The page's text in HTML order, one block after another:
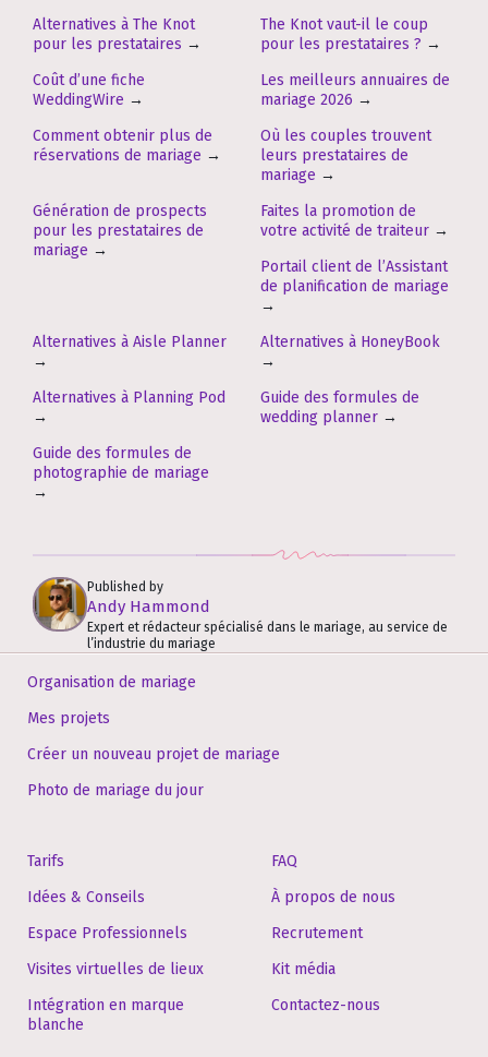
Alternatives à The Knot
pour les prestataires →
The Knot vaut-il le coup
pour les prestataires ? →
Coût d’une fiche
WeddingWire →
Les meilleurs annuaires de
mariage 2026 →
Comment obtenir plus de
réservations de mariage →
Où les couples trouvent
leurs prestataires de
mariage →
Génération de prospects
pour les prestataires de
mariage →
Faites la promotion de
votre activité de traiteur →
Portail client de l’Assistant
de planification de mariage
→
Alternatives à Aisle Planner
→
Alternatives à HoneyBook
→
Alternatives à Planning Pod
→
Guide des formules de
wedding planner →
Guide des formules de
photographie de mariage
→
Published by
Andy Hammond
Expert et rédacteur spécialisé dans le mariage, au service de
l’industrie du mariage
Organisation de mariage
Mes projets
Créer un nouveau projet de mariage
Photo de mariage du jour
Tarifs
Idées & Conseils
Espace Professionnels
Visites virtuelles de lieux
Intégration en marque
blanche
FAQ
À propos de nous
Recrutement
Kit média
Contactez-nous